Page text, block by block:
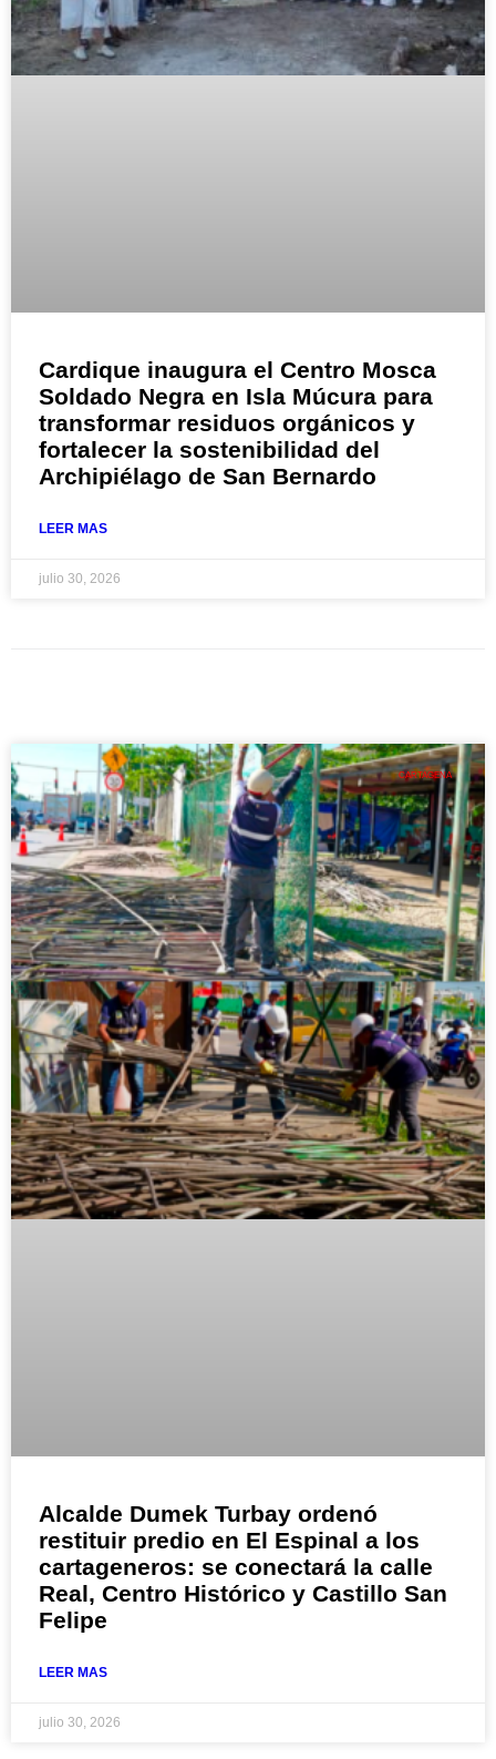
Cardique inaugura el Centro Mosca
Soldado Negra en Isla Múcura para
transformar residuos orgánicos y
fortalecer la sostenibilidad del
Archipiélago de San Bernardo
LEER MAS
julio 30, 2026
CARTAGENA
Alcalde Dumek Turbay ordenó
restituir predio en El Espinal a los
cartageneros: se conectará la calle
Real, Centro Histórico y Castillo San
Felipe
LEER MAS
julio 30, 2026